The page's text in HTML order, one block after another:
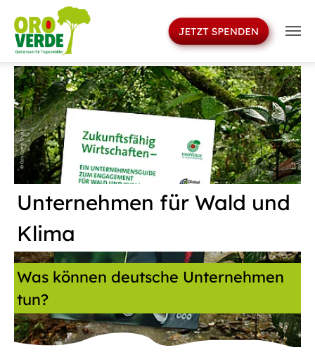
Skip to main navigation
Skip to main content
Skip to page footer
Unternehmen für Wald und
Klima
Was können deutsche Unternehmen
tun?